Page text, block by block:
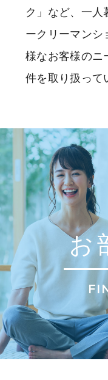
ク」など、一人
ークリーマンシ
様なお客様のニ
件を取り扱って
お